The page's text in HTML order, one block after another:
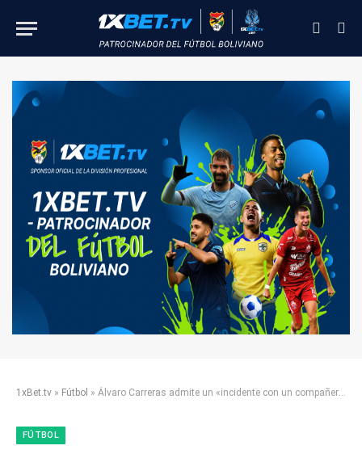
1xBet.tv » Fútbol » Álvaro Carreras admite un «incidente con un compañero»: «Es un asunto puntual sin relevancia que está zanjado»
FÚTBOL